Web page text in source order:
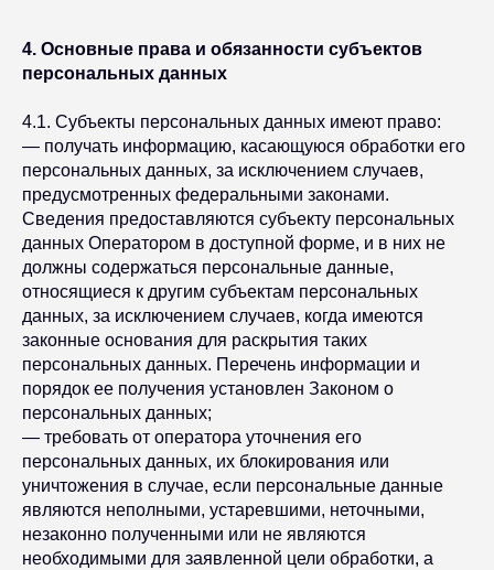
4. Основные права и обязанности субъектов
персональных данных
4.1. Субъекты персональных данных имеют право:
— получать информацию, касающуюся обработки его
персональных данных, за исключением случаев,
предусмотренных федеральными законами.
Сведения предоставляются субъекту персональных
данных Оператором в доступной форме, и в них не
должны содержаться персональные данные,
относящиеся к другим субъектам персональных
данных, за исключением случаев, когда имеются
законные основания для раскрытия таких
персональных данных. Перечень информации и
порядок ее получения установлен Законом о
персональных данных;
— требовать от оператора уточнения его
персональных данных, их блокирования или
уничтожения в случае, если персональные данные
являются неполными, устаревшими, неточными,
незаконно полученными или не являются
необходимыми для заявленной цели обработки, а